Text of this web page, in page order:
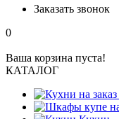
Заказать звонок
0
Ваша корзина пуста!
КАТАЛОГ